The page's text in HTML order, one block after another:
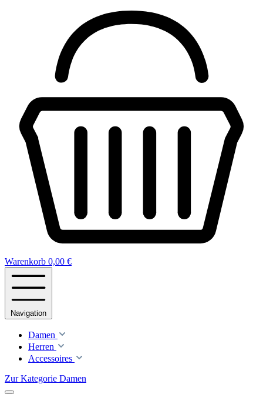
Warenkorb 0,00 €
Navigation
Damen
Herren
Accessoires
Zur Kategorie Damen